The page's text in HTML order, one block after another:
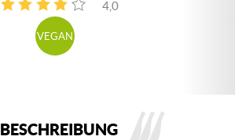
4,0
2
VEGAN
BESCHREIBUNG